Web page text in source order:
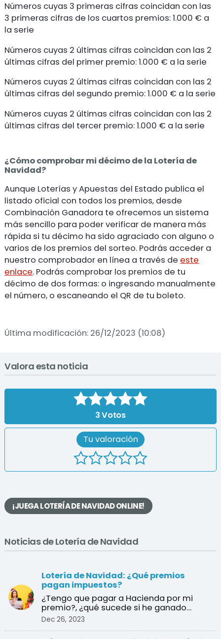
Números cuyas 3 primeras cifras coincidan con las
3 primeras cifras de los cuartos premios: 1.000 € a
la serie
Números cuyas 2 últimas cifras coincidan con las 2
últimas cifras del primer premio: 1.000 € a la serie
Números cuyas 2 últimas cifras coincidan con las 2
últimas cifras del segundo premio: 1.000 € a la serie
Números cuyas 2 últimas cifras coincidan con las 2
últimas cifras del tercer premio: 1.000 € a la serie
¿Cómo comprobar mi décimo de la Lotería de
Navidad?
Aunque Loterías y Apuestas del Estado publica el
listado oficial con todos los premios, desde
Combinación Ganadora te ofrecemos un sistema
más sencillo para poder verificar de manera más
rápida si tu décimo ha sido agraciado con alguno o
varios de los premios del sorteo. Podrás acceder a
nuestro comprobador en línea a través de este
enlace. Podrás comprobar los premios de tu
décimo de dos formas: o ingresando manualmente
el número, o escaneando el QR de tu boleto.
Última modificación: 26/12/2023 (10:08)
Valora esta noticia
3Votos
Tu valoración
¡JUEGA LOTERÍA DE NAVIDAD ONLINE!
Noticias de Lotería de Navidad
Lotería de Navidad: ¿Qué premios
pagan impuestos?
¿Tengo que pagar a Hacienda por mi
premio?, ¿qué sucede si he ganado
varios premios?, ¿cuál es e ...
Dec 26, 2023